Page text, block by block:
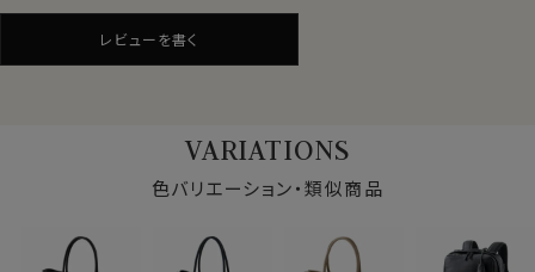
ボッテガ・ヴェネタに代表的なデザインであるレザーを短冊状に
素材には感触がソフトな上に、丈夫でしっかりとした型崩れしに
摩擦にも強く優れた革素材といえます。
シボの表情は場所により様々なので長くご使用いただいても飽き
ポケット・
マチ付きポケットｘ2
ファスナーポケットｘ1
イヤホンコード巻きｘ1
バングラディッシュ
※スポット商品につき再入荷はございません。
レビューを書く
VARIATIONS
色バリエーション・類似商品